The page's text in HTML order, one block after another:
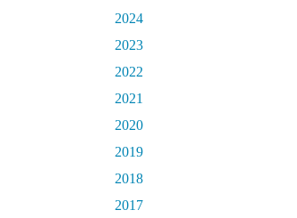
2024
2023
2022
2021
2020
2019
2018
2017